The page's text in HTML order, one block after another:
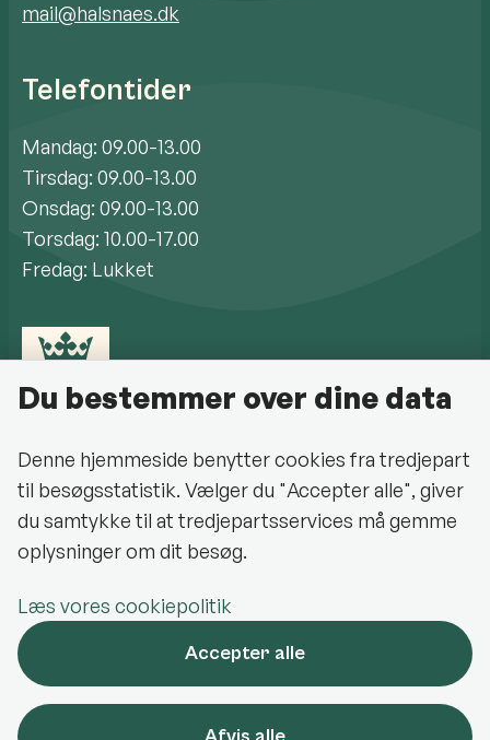
mail@halsnaes.dk
Telefontider
Mandag: 09.00-13.00
Tirsdag: 09.00-13.00
Onsdag: 09.00-13.00
Torsdag: 10.00-17.00
Fredag: Lukket
Cookiepolitik
Oplev Halsnæs på Facebook
Halsnæs Kommune på LinkedIn
Du bestemmer over dine data
Denne hjemmeside benytter cookies fra tredjepart
til besøgsstatistik. Vælger du "Accepter alle", giver
du samtykke til at tredjepartsservices må gemme
oplysninger om dit besøg.
Læs vores cookiepolitik
Accepter alle